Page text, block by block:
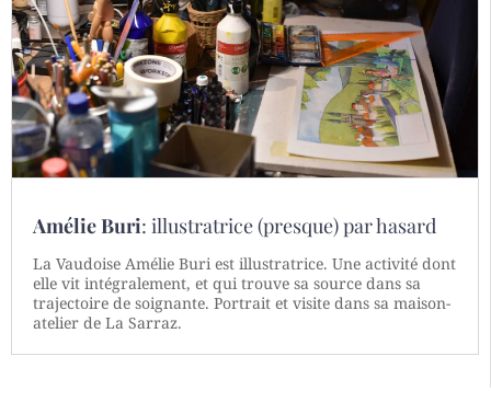
Amélie Buri: illustratrice (presque) par hasard
La Vaudoise Amélie Buri est illustratrice. Une activité dont
elle vit intégralement, et qui trouve sa source dans sa
trajectoire de soignante. Portrait et visite dans sa maison-
atelier de La Sarraz.